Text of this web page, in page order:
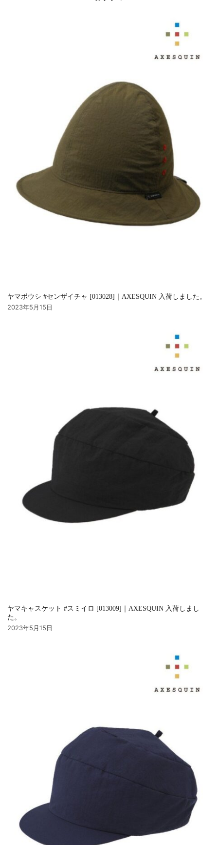
ヤマボウシ #センザイチャ [013028]｜AXESQUIN 入荷しました。
2023年5月15日
ヤマキャスケット #スミイロ [013009]｜AXESQUIN 入荷しまし
た。
2023年5月15日